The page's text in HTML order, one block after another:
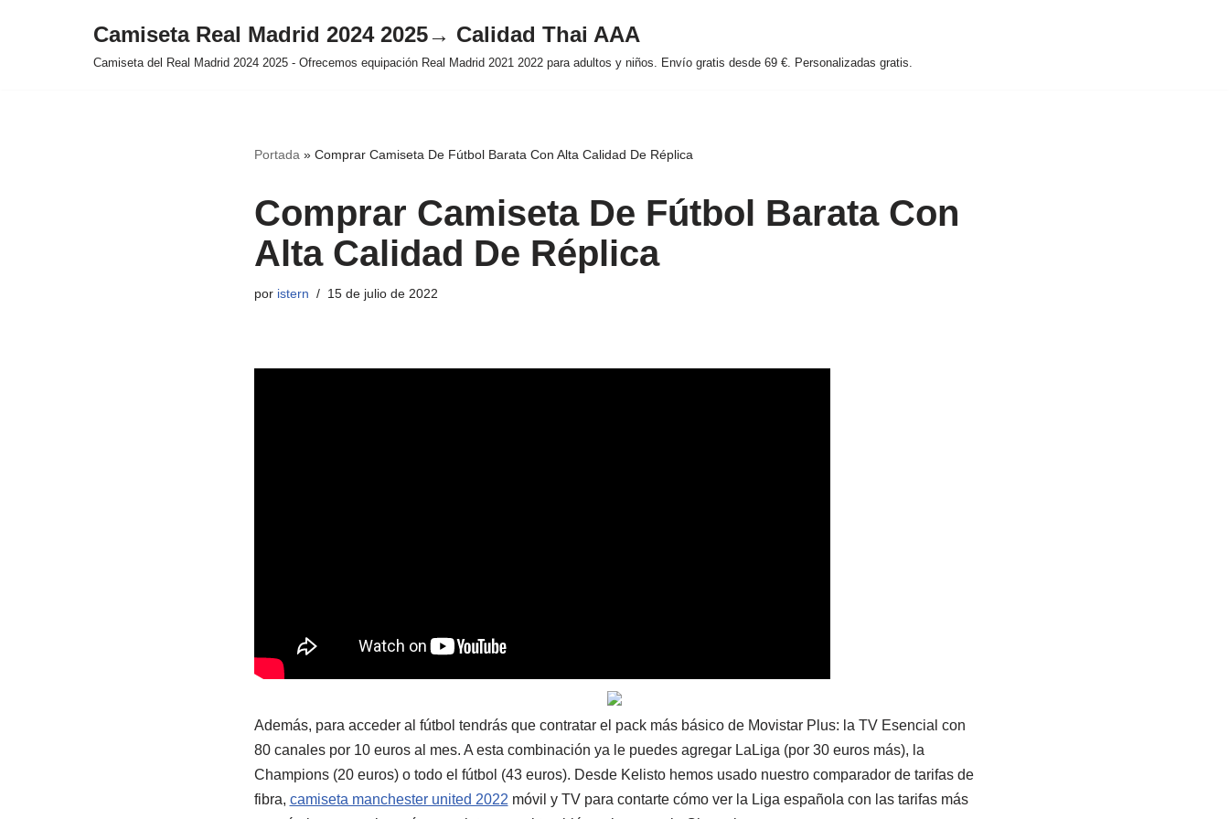
Camiseta Real Madrid 2024 2025→ Calidad Thai AAA
Camiseta del Real Madrid 2024 2025 - Ofrecemos equipación Real Madrid 2021 2022 para adultos y niños. Envío gratis desde 69 €. Personalizadas gratis.
Portada » Comprar Camiseta De Fútbol Barata Con Alta Calidad De Réplica
Comprar Camiseta De Fútbol Barata Con
Alta Calidad De Réplica
por istern 15 de julio de 2022
Además, para acceder al fútbol tendrás que contratar el pack más básico de Movistar Plus: la TV Esencial con
80 canales por 10 euros al mes. A esta combinación ya le puedes agregar LaLiga (por 30 euros más), la
Champions (20 euros) o todo el fútbol (43 euros). Desde Kelisto hemos usado nuestro comparador de tarifas de
fibra, camiseta manchester united 2022 móvil y TV para contarte cómo ver la Liga española con las tarifas más